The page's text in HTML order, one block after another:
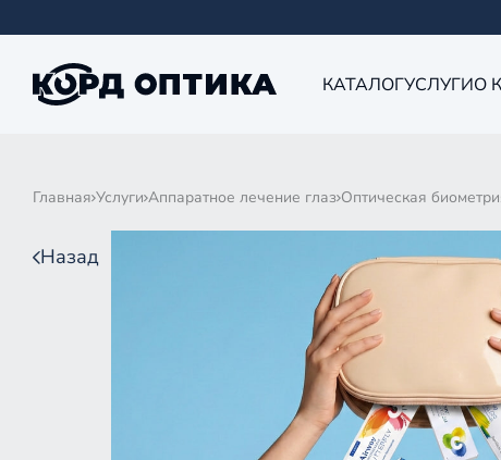
КАТАЛОГУСЛУГИО
Главная Услуги Аппаратное лечение глаз Оптическая
Назад
ГЛАЗ